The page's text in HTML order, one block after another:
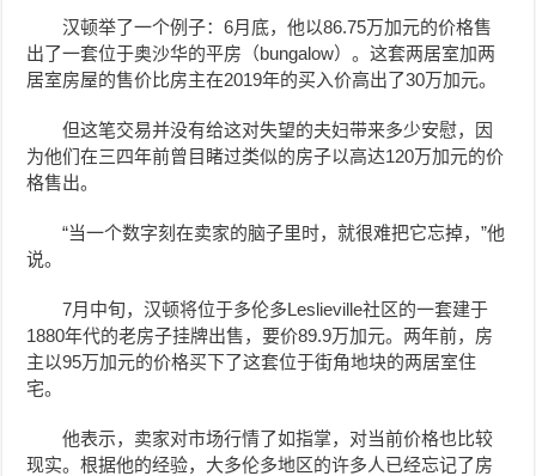
汉顿举了一个例子：6月底，他以86.75万加元的价格售
出了一套位于奥沙华的平房（bungalow）。这套两居室加两
居室房屋的售价比房主在2019年的买入价高出了30万加元。
但这笔交易并没有给这对失望的夫妇带来多少安慰，因
为他们在三四年前曾目睹过类似的房子以高达120万加元的价
格售出。
“当一个数字刻在卖家的脑子里时，就很难把它忘掉，”他
说。
7月中旬，汉顿将位于多伦多Leslieville社区的一套建于
1880年代的老房子挂牌出售，要价89.9万加元。两年前，房
主以95万加元的价格买下了这套位于街角地块的两居室住
宅。
他表示，卖家对市场行情了如指掌，对当前价格也比较
现实。根据他的经验，大多伦多地区的许多人已经忘记了房